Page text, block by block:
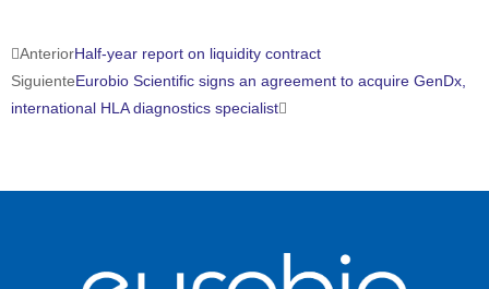
Ant
AnteriorHalf-year report on liquidity contract
Siguiente Eurobio Scientific signs an agreement to acquire GenDx,
international HLA diagnostics specialist
Siguiente